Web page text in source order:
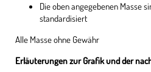
Die oben angegebenen Masse
standardisiert
Alle Masse ohne Gewähr
Erläuterungen zur Grafik und der